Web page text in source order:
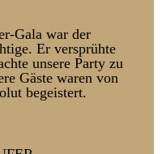
Gala war der
Er ver­sprühte
unsere Party zu
Gäste waren von
be­geistert.